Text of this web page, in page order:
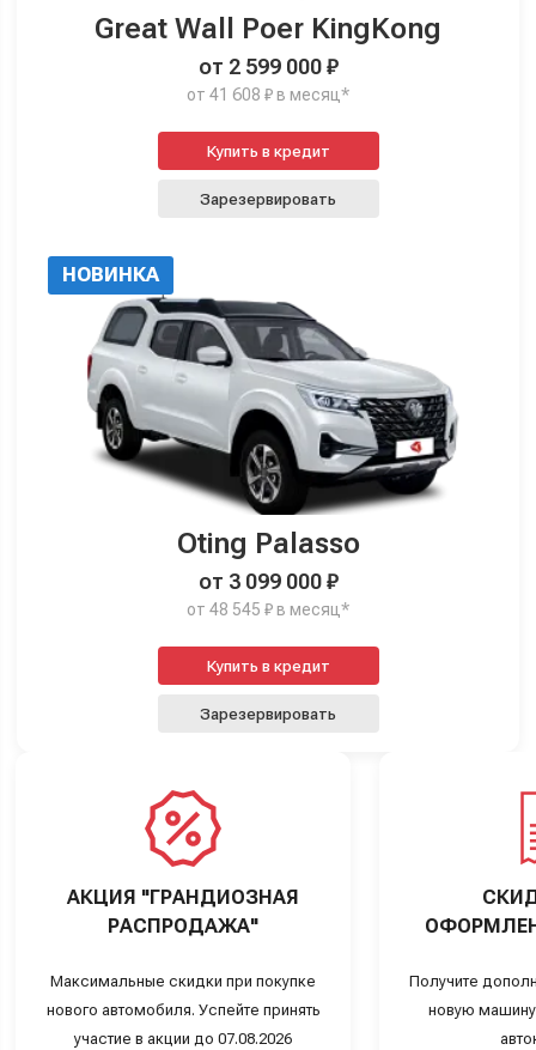
Great Wall Poer KingKong
от 2 599 000 ₽
от 41 608 ₽ в месяц*
Купить в кредит
Зарезервировать
НОВИНКА
Oting Palasso
от 3 099 000 ₽
от 48 545 ₽ в месяц*
Купить в кредит
Зарезервировать
АКЦИЯ "ГРАНДИОЗНАЯ
РАСПРОДАЖА"
Максимальные скидки при покупке
нового автомобиля. Успейте принять
участие в акции до 07.08.2026
Получите
новую